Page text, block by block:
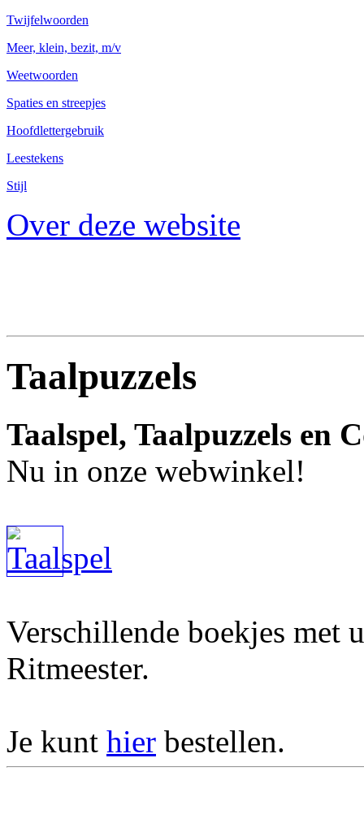
Twijfelwoorden
Meer, klein, bezit, m/v
Weetwoorden
Spaties en streepjes
Hoofdlettergebruik
Leestekens
Stijl
Over deze website
Taalpuzzels
Taalspel, Taalpuzzels en
Nu in onze webwinkel!
Verschillende boekjes met
Ritmeester.
Je kunt hier bestellen.